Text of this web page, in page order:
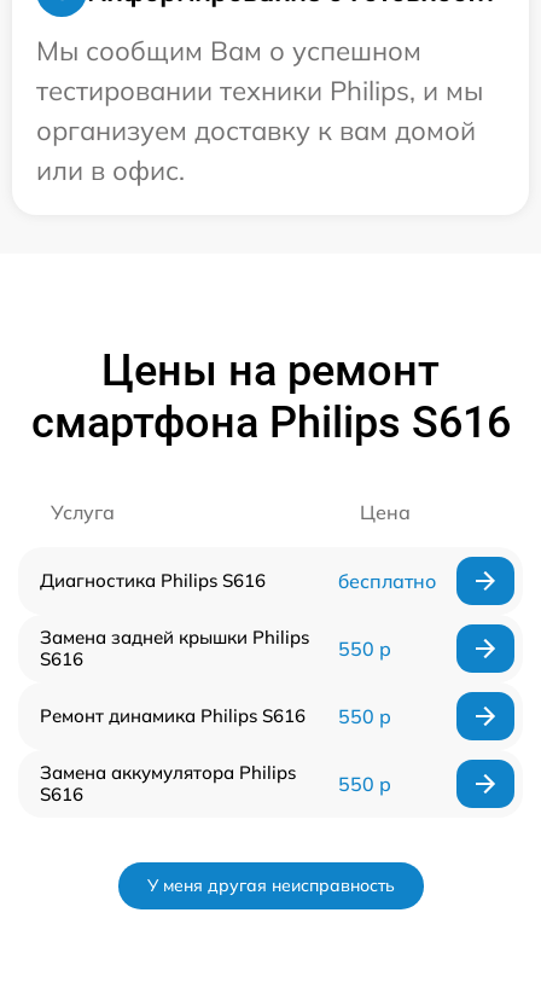
Мы сообщим Вам о успешном
тестировании техники Philips, и мы
организуем доставку к вам домой
или в офис.
Цены на ремонт
смартфона Philips S616
Услуга Цена
Диагностика Philips S616 бесплатно
Замена задней крышки Philips
S616
550 р
Ремонт динамика Philips S616 550 р
Замена аккумулятора Philips
S616
550 р
У меня другая неисправность